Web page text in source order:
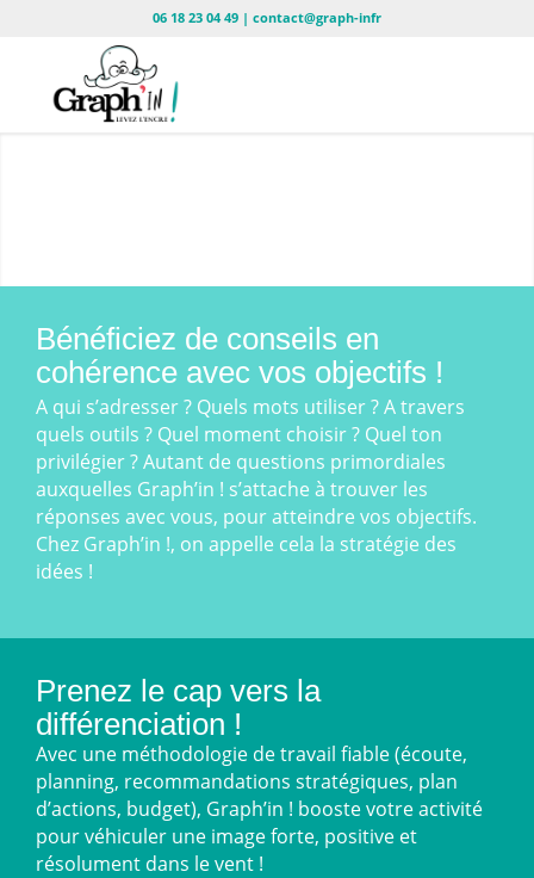
06 18 23 04 49 | contact@graph-infr
besoins en communication, pour
mettre en place une stratégie
percutante et maîtrisée
Nantes, Ancenis, Saint-Nazaire, La
Baule, Guérande
Bénéficiez de conseils en
cohérence avec vos objectifs !
A qui s’adresser ? Quels mots utiliser ? A travers
quels outils ? Quel moment choisir ? Quel ton
privilégier ? Autant de questions primordiales
auxquelles Graph’in ! s’attache à trouver les
réponses avec vous, pour atteindre vos objectifs.
Chez Graph’in !, on appelle cela la stratégie des
idées !
Prenez le cap vers la
différenciation !
Avec une méthodologie de travail fiable (écoute,
planning, recommandations stratégiques, plan
d’actions, budget), Graph’in ! booste votre activité
pour véhiculer une image forte, positive et
résolument dans le vent !